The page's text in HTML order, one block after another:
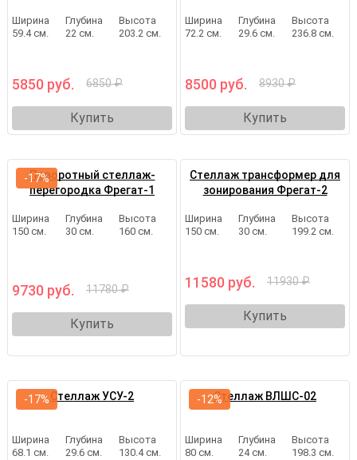
Ширина
59.4 см.
Глубина
22 см.
Высота
203.2 см.
5850 руб. 6850 ₽
Купить
Ширина
72.2 см.
Глубина
29.6 см.
Высота
236.8 см.
8500 руб. 8930 ₽
Купить
Поворотный стеллаж-
перегородка Фрегат-1
Ширина
150 см.
Глубина
30 см.
Высота
160 см.
9730 руб. 11780 ₽
Купить
-17%
Стеллаж трансформер для
зонирования Фрегат-2
Ширина
150 см.
Глубина
30 см.
Высота
199.2 см.
11580 руб. 11930 ₽
Купить
Стеллаж УСУ-2
Ширина
68.1 см.
Глубина
29.6 см.
Высота
130.4 см.
-17% Стеллаж ВЛШС-02
Ширина
80 см.
Глубина
24 см.
Высота
198.3 см.
-12%